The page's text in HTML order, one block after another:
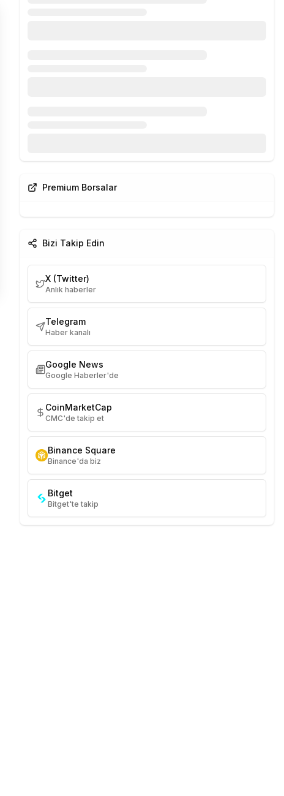
Premium Borsalar
Bizi Takip Edin
X (Twitter)
Anlık haberler
Telegram
Haber kanalı
Google News
Google Haberler'de
CoinMarketCap
CMC'de takip et
Binance Square
Binance'da biz
Bitget
Bitget'te takip